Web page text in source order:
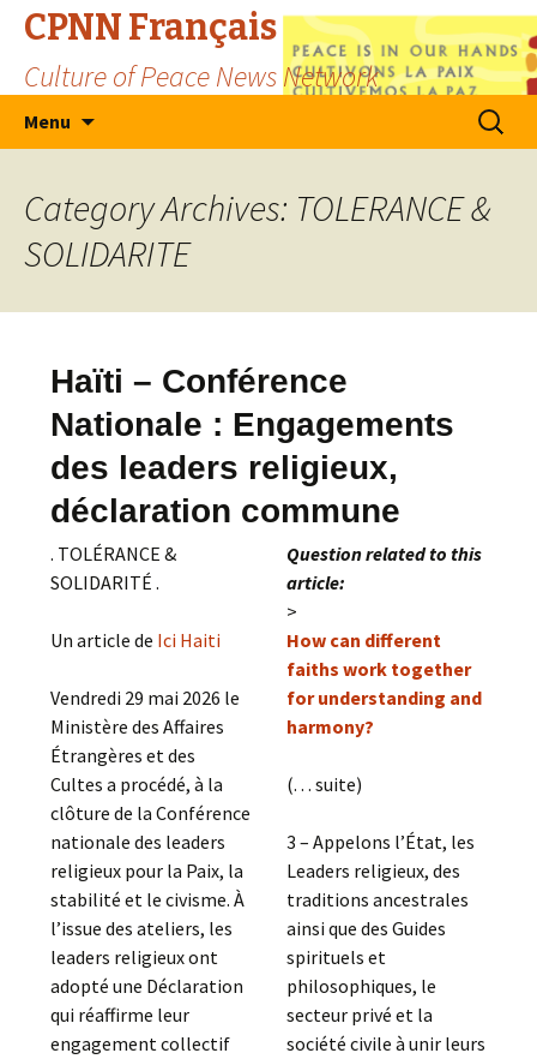
CPNN Français
Culture of Peace News Network
Menu
Search
for:
Category Archives: TOLERANCE &
SOLIDARITE
Haïti – Conférence
Nationale : Engagements
des leaders religieux,
déclaration commune
. TOLÉRANCE &
SOLIDARITÉ .
Un article de Ici Haiti
Vendredi 29 mai 2026 le
Ministère des Affaires
Étrangères et des
Cultes a procédé, à la
clôture de la Conférence
nationale des leaders
religieux pour la Paix, la
stabilité et le civisme. À
l’issue des ateliers, les
leaders religieux ont
adopté une Déclaration
qui réaffirme leur
engagement collectif
Question related to this
article:
>
How can different
faiths work together
for understanding and
harmony?
(. . . suite)
3 – Appelons l’État, les
Leaders religieux, des
traditions ancestrales
ainsi que des Guides
spirituels et
philosophiques, le
secteur privé et la
société civile à unir leurs